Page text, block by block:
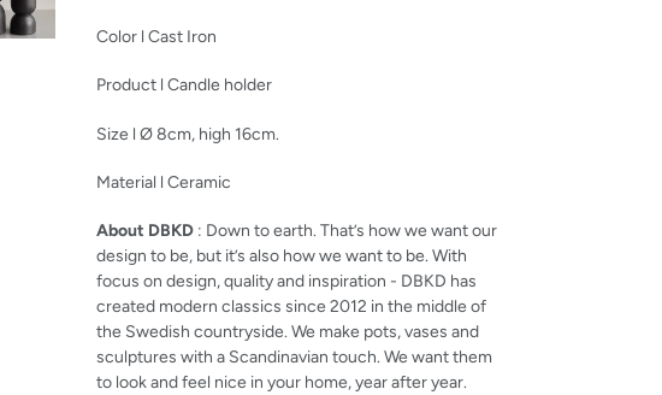
Color l Cast Iron
Product l Candle holder
Size l Ø 8cm, high 16cm.
Material l Ceramic
About DBKD: Down to earth. That’s how we want our
design to be, but it’s also how we want to be. With
focus on design, quality and inspiration - DBKD has
created modern classics since 2012 in the middle of
the Swedish countryside. We make pots, vases and
sculptures with a Scandinavian touch. We want them
to look and feel nice in your home, year after year.